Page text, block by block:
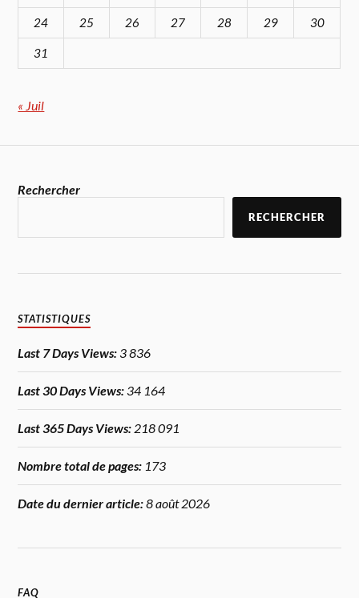
24 25 26 27 28 29 30
31
« Juil
Rechercher
RECHERCHER
STATISTIQUES
Last 7 Days Views:3 836
Last 30 Days Views:34 164
Last 365 Days Views: 218 091
Nombre total de pages: 173
Date du dernier article:8 août 2026
FAQ